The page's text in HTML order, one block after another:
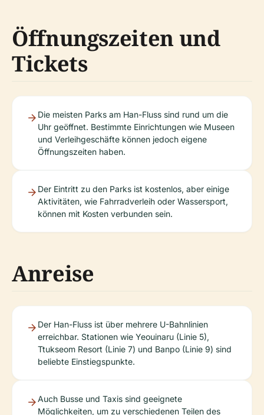
Öffnungszeiten und
Tickets
Die meisten Parks am Han-Fluss sind rund um die
Uhr geöffnet. Bestimmte Einrichtungen wie Museen
und Verleihgeschäfte können jedoch eigene
Öffnungszeiten haben.
Der Eintritt zu den Parks ist kostenlos, aber einige
Aktivitäten, wie Fahrradverleih oder Wassersport,
können mit Kosten verbunden sein.
Anreise
Der Han-Fluss ist über mehrere U-Bahnlinien
erreichbar. Stationen wie Yeouinaru (Linie 5),
Ttukseom Resort (Linie 7) und Banpo (Linie 9) sind
beliebte Einstiegspunkte.
Auch Busse und Taxis sind geeignete
Möglichkeiten, um zu verschiedenen Teilen des